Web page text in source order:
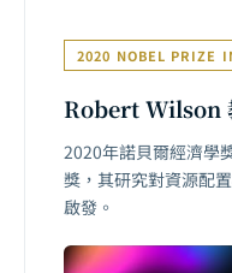
2020 NOBEL PRIZE
Robert Wilson
2020年諾貝爾經濟學
獎，其研究對資源配
啟發。